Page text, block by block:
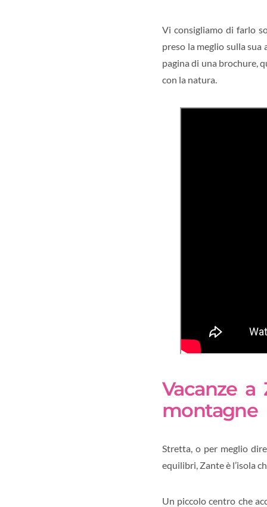
Vi consigliamo di farlo
preso la meglio sulla
pagina di una brochure,
con la natura.
Vacanze
montagne
Stretta, o per meglio
equilibri, Zante è l’isola
Un piccolo centro che